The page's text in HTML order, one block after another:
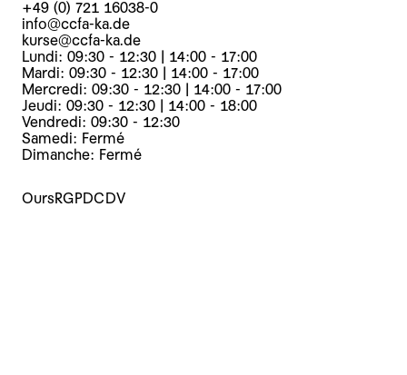
+49 (0) 721 16038-0
info@ccfa-ka.de
kurse@ccfa-ka.de
Lundi: 09:30 - 12:30 | 14:00 - 17:00
Mardi: 09:30 - 12:30 | 14:00 - 17:00
Mercredi: 09:30 - 12:30 | 14:00 - 17:00
Jeudi: 09:30 - 12:30 | 14:00 - 18:00
Vendredi: 09:30 - 12:30
Samedi: Fermé
Dimanche: Fermé
OursRGPDCDV